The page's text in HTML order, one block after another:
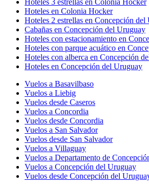
Hoteles en Colonia Hocker
Hoteles 2 estrellas en Concepción del
Cabañas en Concepción del Uruguay
Hoteles con estacionamiento en
Hoteles con parque acuático en
Hoteles con alberca en Concepción
Hoteles en Concepción del Uruguay
Vuelos a Basavilbaso
Vuelos a Liebig
Vuelos desde Caseros
Vuelos a Concordia
Vuelos desde Concordia
Vuelos a San Salvador
Vuelos desde San Salvador
Vuelos a Villaguay
Vuelos a Departamento de
Vuelos a Concepción del Uruguay
Vuelos desde Concepción del